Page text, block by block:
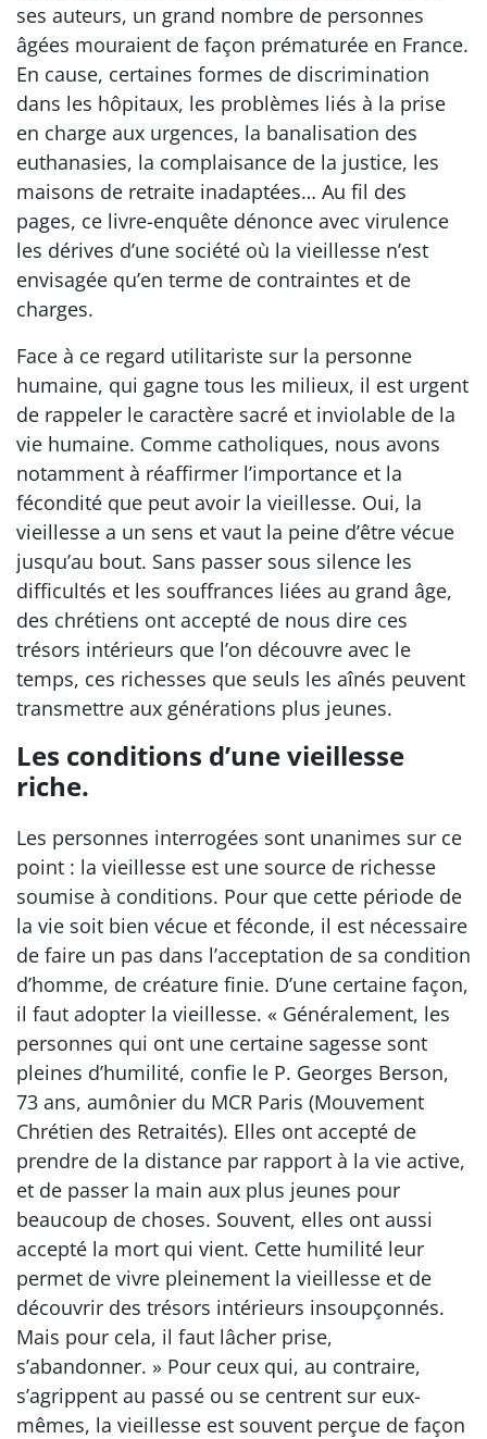
ses auteurs, un grand nombre de personnes
âgées mouraient de façon prématurée en France.
En cause, certaines formes de discrimination
dans les hôpitaux, les problèmes liés à la prise
en charge aux urgences, la banalisation des
euthanasies, la complaisance de la justice, les
maisons de retraite inadaptées… Au fil des
pages, ce livre-enquête dénonce avec virulence
les dérives d’une société où la vieillesse n’est
envisagée qu’en terme de contraintes et de
charges.
Face à ce regard utilitariste sur la personne
humaine, qui gagne tous les milieux, il est urgent
de rappeler le caractère sacré et inviolable de la
vie humaine. Comme catholiques, nous avons
notamment à réaffirmer l’importance et la
fécondité que peut avoir la vieillesse. Oui, la
vieillesse a un sens et vaut la peine d’être vécue
jusqu’au bout. Sans passer sous silence les
difficultés et les souffrances liées au grand âge,
des chrétiens ont accepté de nous dire ces
trésors intérieurs que l’on découvre avec le
temps, ces richesses que seuls les aînés peuvent
transmettre aux générations plus jeunes.
Les conditions d’une vieillesse
riche.
Les personnes interrogées sont unanimes sur ce
point : la vieillesse est une source de richesse
soumise à conditions. Pour que cette période de
la vie soit bien vécue et féconde, il est nécessaire
de faire un pas dans l’acceptation de sa condition
d’homme, de créature finie. D’une certaine façon,
il faut adopter la vieillesse. « Généralement, les
personnes qui ont une certaine sagesse sont
pleines d’humilité, confie le P. Georges Berson,
73 ans, aumônier du MCR Paris (Mouvement
Chrétien des Retraités). Elles ont accepté de
prendre de la distance par rapport à la vie active,
et de passer la main aux plus jeunes pour
beaucoup de choses. Souvent, elles ont aussi
accepté la mort qui vient. Cette humilité leur
permet de vivre pleinement la vieillesse et de
découvrir des trésors intérieurs insoupçonnés.
Mais pour cela, il faut lâcher prise,
s’abandonner. » Pour ceux qui, au contraire,
s’agrippent au passé ou se centrent sur eux-
mêmes, la vieillesse est souvent perçue de façon